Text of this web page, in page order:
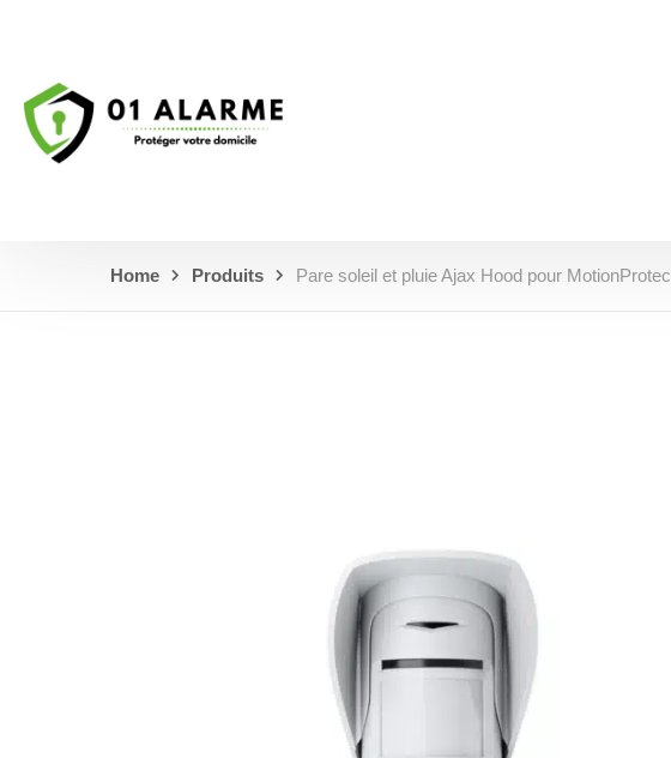
Home Produits Pare soleil et pluie Ajax Hood pour